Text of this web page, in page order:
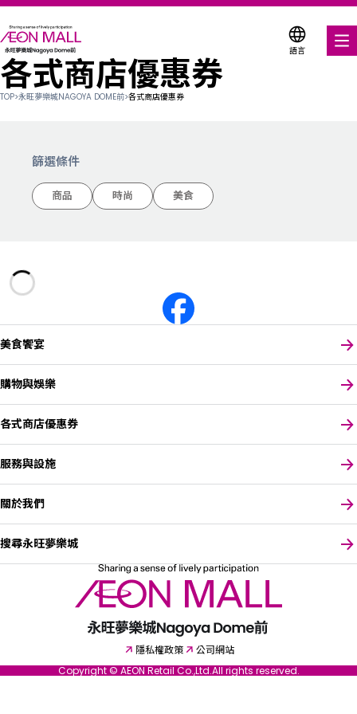
語言
請選擇您偏好的語言
美食饗宴
各式商店優惠券
服務與設施
搜尋永旺夢樂城
各式商店優惠券
TOP>永旺夢樂城NAGOYA DOME前>各式商店優惠券
篩選條件
商品 時尚 美食
美食饗宴
購物與娛樂
各式商店優惠券
服務與設施
關於我們
搜尋永旺夢樂城
隱私權政策
公司網站
Copyright © AEON Retail Co.,Ltd.All rights reserved.